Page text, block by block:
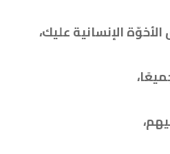
الإنسانية عليك،